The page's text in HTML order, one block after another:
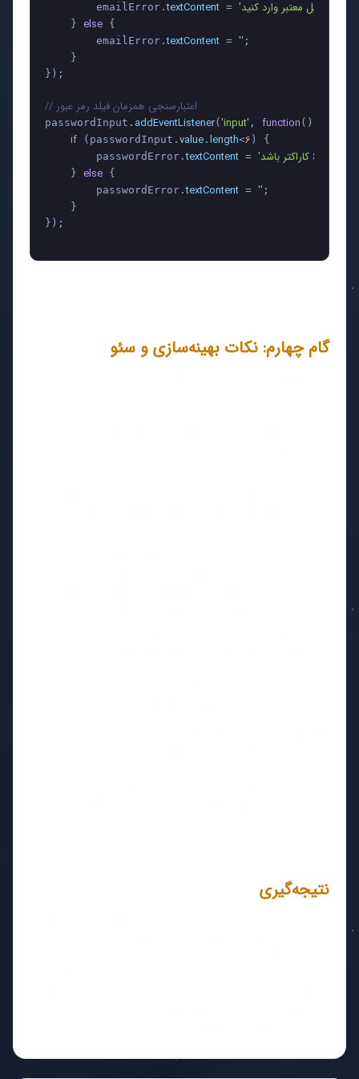
        emailError.
textContent =
    }
else {
        emailError.
textContent = '' ;
    }
});
// اعتبارسنجی همزمان فیلد رمز عبور
passwordInput. addEventListener( 'input' , function ( ) {
if (passwordInput. value . length<6 ) {
        passwordError.
textContent =
    }
else {
        passwordError.
textContent = '' ;
    }
});
گام چهارم: نکات بهینه‌سازی و سئو
نتیجه‌گیری